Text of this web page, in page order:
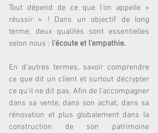
Tout dépend de ce que l’on appelle «
réussir » ! Dans un objectif de long
terme, deux qualités sont essentielles
selon nous : l’écoute et l’empathie.
En d’autres termes, savoir comprendre
ce que dit un client et surtout décrypter
ce qu’il ne dit pas. Afin de l’accompagner
dans sa vente, dans son achat, dans sa
rénovation et plus globalement dans la
construction de son patrimoine